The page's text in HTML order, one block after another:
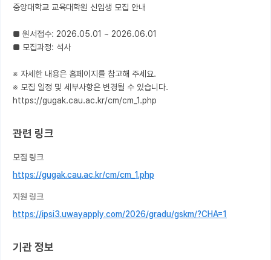
이벤트
반도체 아카데미
중앙대학교 교육대학원 신입생 모집 안내
■ 원서접수: 2026.05.01 ~ 2026.06.01
■ 모집과정: 석사
※ 자세한 내용은 홈페이지를 참고해 주세요.
※ 모집 일정 및 세부사항은 변경될 수 있습니다.
https://gugak.cau.ac.kr/cm/cm_1.php
관련 링크
모집 링크
https://gugak.cau.ac.kr/cm/cm_1.php
지원 링크
https://ipsi3.uwayapply.com/2026/gradu/gskm/?CHA=1
기관 정보